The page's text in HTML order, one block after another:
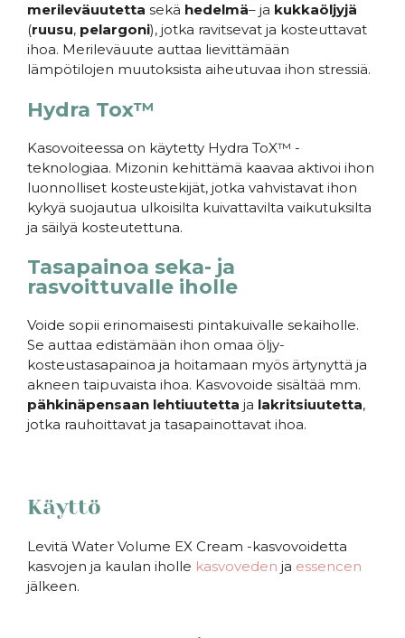
merileväuutetta sekä hedelmä– ja kukkaöljyjä
(ruusu, pelargoni), jotka ravitsevat ja kosteuttavat
ihoa. Merileväuute auttaa lievittämään
lämpötilojen muutoksista aiheutuvaa ihon stressiä.
Hydra Tox™
Kasovoiteessa on käytetty Hydra ToX™ -
teknologiaa. Mizonin kehittämä kaavaa aktivoi ihon
luonnolliset kosteustekijät, jotka vahvistavat ihon
kykyä suojautua ulkoisilta kuivattavilta vaikutuksilta
ja säilyä kosteutettuna.
Tasapainoa seka- ja
rasvoittuvalle iholle
Voide sopii erinomaisesti pintakuivalle sekaiholle.
Se auttaa edistämään ihon omaa öljy-
kosteustasapainoa ja hoitamaan myös ärtynyttä ja
akneen taipuvaista ihoa. Kasvovoide sisältää mm.
pähkinäpensaan lehtiuutetta ja lakritsiuutetta,
jotka rauhoittavat ja tasapainottavat ihoa.
Käyttö
Levitä Water Volume EX Cream -kasvovoidetta
kasvojen ja kaulan iholle kasvoveden ja essencen
jälkeen.